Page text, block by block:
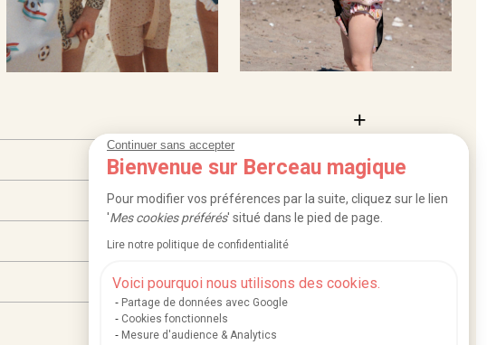
Continuer sans accepter
Bienvenue sur Berceau magique
Pour modifier vos préférences par la suite, cliquez sur le lien
'Mes cookies préférés' situé dans le pied de page.
Lire notre politique de confidentialité
Voici pourquoi nous utilisons des cookies.
Partage de données avec Google
Cookies fonctionnels
Mesure d'audience & Analytics